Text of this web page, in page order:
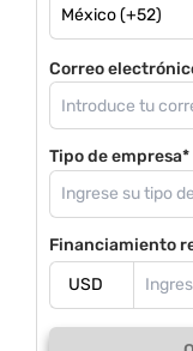
Correo
Tipo de empresa*
Financiamiento